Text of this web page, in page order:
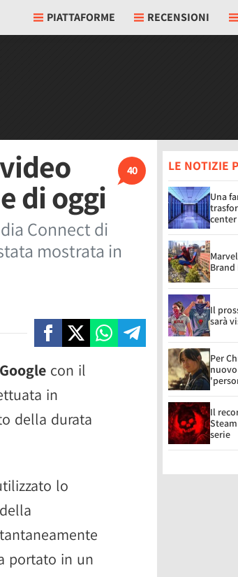
PIATTAFORME RECENSIONI
40
di oggi
Connect di
mostrata in
Google con il
in
della durata
lo
portato in un
LE NOTIZIE
Una
Brand
Il
sarà
Per
Il
serie